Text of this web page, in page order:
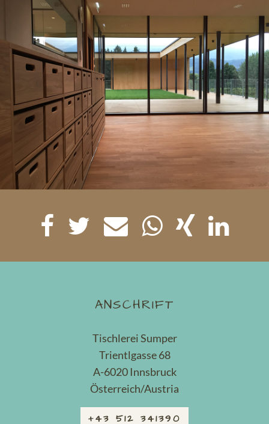
ANSCHRIFT
Tischlerei Sumper
Trientlgasse 68
A-6020 Innsbruck
Österreich/Austria
+43 512 341390